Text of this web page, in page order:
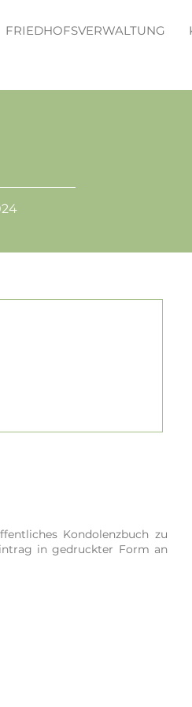
FRIEDHOFSVERWALTUNG
Kondolenzbuch zu
in gedruckter Form an